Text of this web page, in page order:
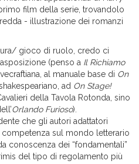
film della serie, trovandolo
- illustrazione dei romanzi
gioco di ruolo, credo ci
(penso a Il Richiamo
al manuale base di On
ad On Stage!
della Tavola Rotonda, sino
Orlando Furioso).
che gli autori adattatori
competenza sul mondo letterario
conoscenza dei “fondamentali”
del tipo di regolamento più